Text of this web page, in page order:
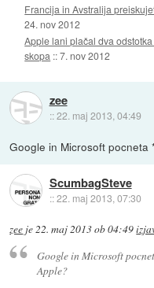
Francija in Avstralija
24. nov 2012
Apple lani plačal dva
skopa ::7. nov 2012
zee
::22. maj 2013, 04:49
Google in Microsoft pocneta
ScumbagSteve
::22. maj 2013, 07:30
zee je22. maj 2013 ob 04:49
Google in Microsoft
Apple?